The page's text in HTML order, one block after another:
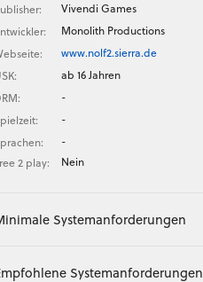
Vivendi Games
Monolith Productions
www.nolf2.sierra.de
ab 16 Jahren
-
-
-
2 play:
Nein
Systemanforderungen
Systemanforderungen